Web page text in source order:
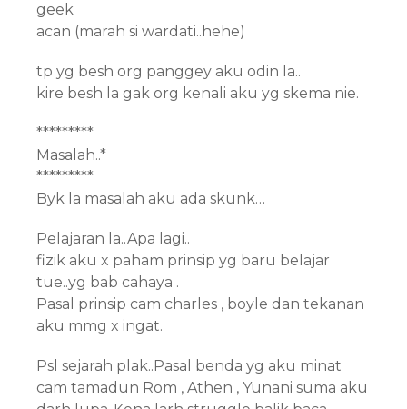
geek
acan (marah si wardati..hehe)
tp yg besh org panggey aku odin la..
kire besh la gak org kenali aku yg skema nie.
*********
Masalah..*
*********
Byk la masalah aku ada skunk…
Pelajaran la..Apa lagi..
fizik aku x paham prinsip yg baru belajar
tue..yg bab cahaya .
Pasal prinsip cam charles , boyle dan tekanan
aku mmg x ingat.
Psl sejarah plak..Pasal benda yg aku minat
cam tamadun Rom , Athen , Yunani suma aku